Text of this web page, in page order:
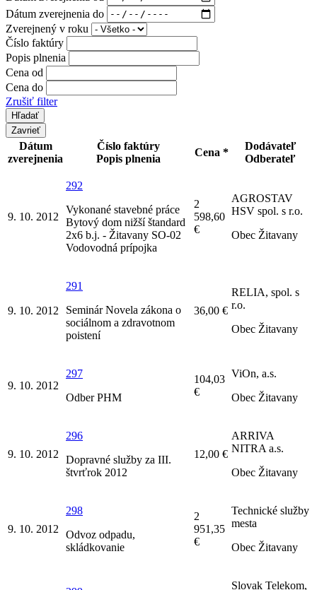
Dátum zverejnenia do
Zverejnený v roku
Číslo faktúry
Popis plnenia
Cena od
Cena do
Zrušiť filter
Zavrieť
Dátum
zverejnenia
Číslo faktúry
Popis plnenia
Cena *
Dodávateľ
Odberateľ
9. 10. 2012
292
Vykonané stavebné práce
Bytový dom nižší štandard
2x6 b.j. - Žitavany SO-02
Vodovodná prípojka
2
598,60
€
AGROSTAV
HSV spol. s r.o.
Obec Žitavany
9. 10. 2012
291
Seminár Novela zákona o
sociálnom a zdravotnom
poistení
36,00 €
RELIA, spol. s
r.o.
Obec Žitavany
9. 10. 2012
297
Odber PHM
104,03
€
ViOn, a.s.
Obec Žitavany
9. 10. 2012
296
Dopravné služby za III.
štvrťrok 2012
12,00 €
ARRIVA
NITRA a.s.
Obec Žitavany
9. 10. 2012
298
Odvoz odpadu,
skládkovanie
2
951,35
€
Technické služby
mesta
Obec Žitavany
Slovak Telekom,